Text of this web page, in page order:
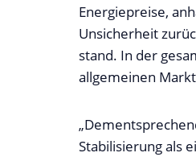
Energiepreise,
Unsicherheit
stand. In der
allgemeinen
Stabilisierung als